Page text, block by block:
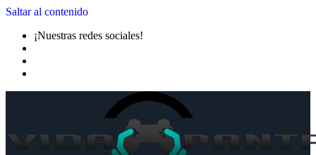
Saltar al contenido
¡Nuestras redes sociales!